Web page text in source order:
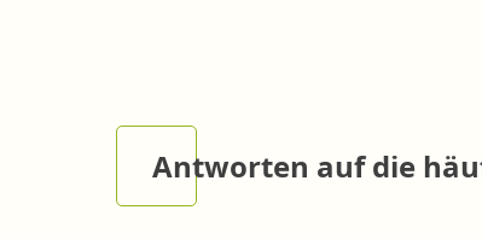
Antworten auf die